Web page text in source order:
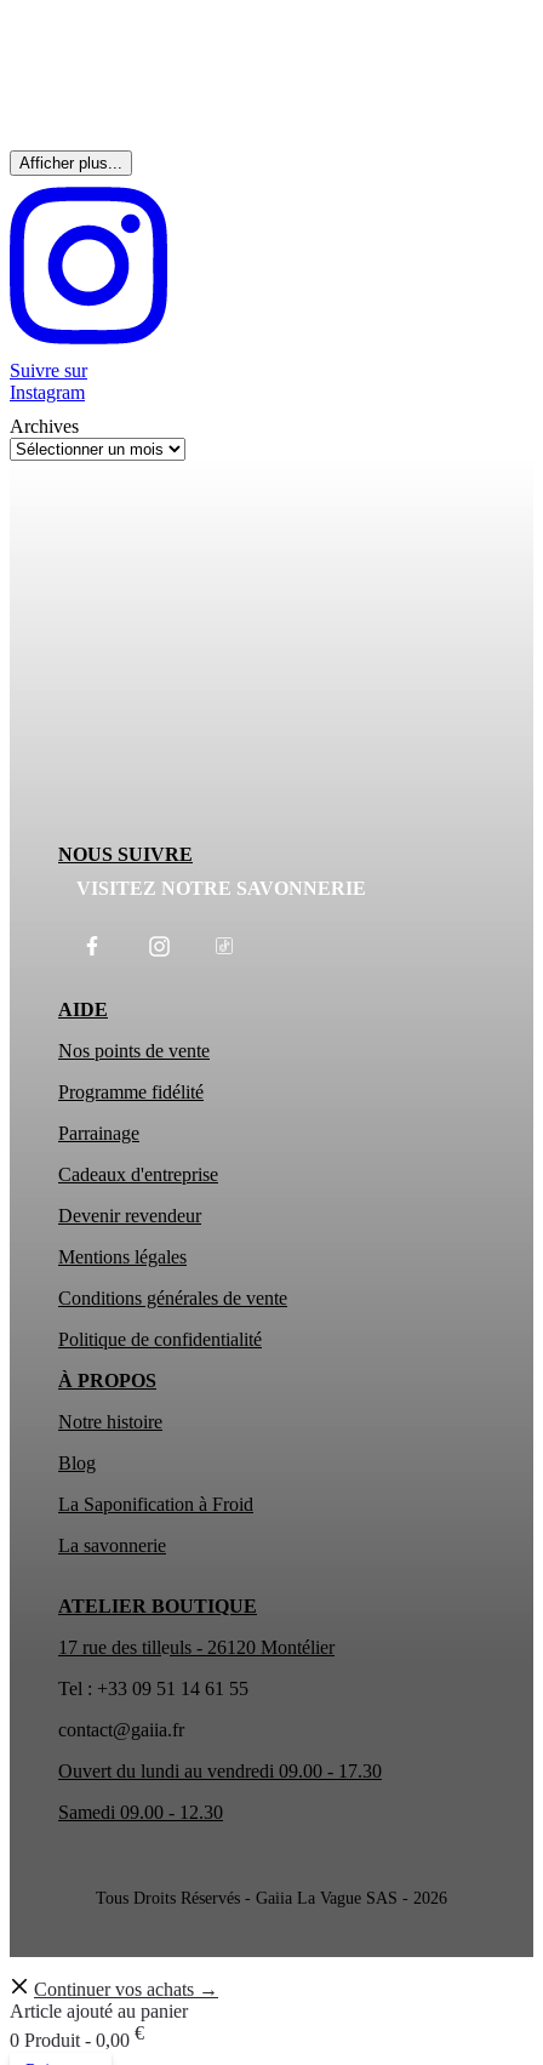
Afficher plus...
Suivre sur
Instagram
Archives
ATELIER BOUTIQUE
17 rue des tilleuls - 26120 Montélier
Tel : +33 09 51 14 61 55
contact@gaiia.fr
Ouvert du lundi au vendredi 09.00 - 17.30
Samedi 09.00 - 12.30
À PROPOS
Notre histoire
Blog
La Saponification à Froid
La savonnerie
AIDE
Nos points de vente
Programme fidélité
Parrainage
Cadeaux d'entreprise
Devenir revendeur
Mentions légales
Conditions générales de vente
Politique de confidentialité
NOUS SUIVRE
VISITEZ NOTRE SAVONNERIE
Tous Droits Réservés - Gaiia La Vague SAS - 2026
Continuer vos achats →
Article ajouté au panier
0 Produit - 0,00 €